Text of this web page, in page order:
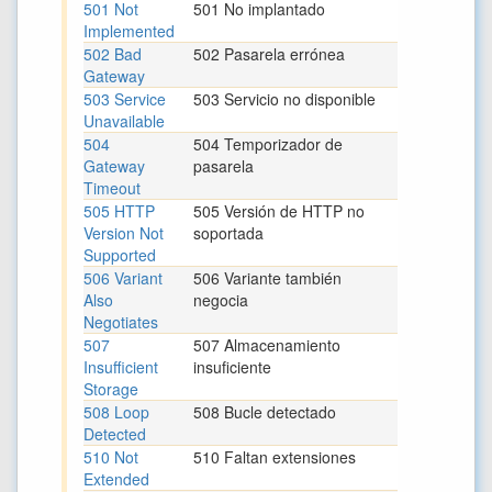
501 Not
Implemented
501 No implantado
502 Bad
Gateway
502 Pasarela errónea
503 Service
Unavailable
503 Servicio no disponible
504
Gateway
Timeout
504 Temporizador de
pasarela
505 HTTP
Version Not
Supported
505 Versión de HTTP no
soportada
506 Variant
Also
Negotiates
506 Variante también
negocia
507
Insufficient
Storage
507 Almacenamiento
insuficiente
508 Loop
Detected
508 Bucle detectado
510 Not
Extended
510 Faltan extensiones